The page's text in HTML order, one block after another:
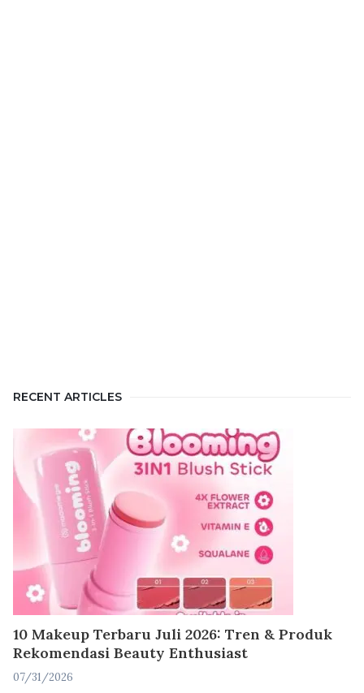
RECENT ARTICLES
10 Makeup Terbaru Juli 2026: Tren & Produk
Rekomendasi Beauty Enthusiast
07/31/2026